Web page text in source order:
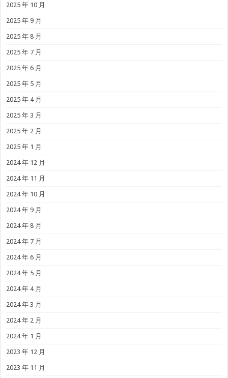
2025 年 10 月
2025 年 9 月
2025 年 8 月
2025 年 7 月
2025 年 6 月
2025 年 5 月
2025 年 4 月
2025 年 3 月
2025 年 2 月
2025 年 1 月
2024 年 12 月
2024 年 11 月
2024 年 10 月
2024 年 9 月
2024 年 8 月
2024 年 7 月
2024 年 6 月
2024 年 5 月
2024 年 4 月
2024 年 3 月
2024 年 2 月
2024 年 1 月
2023 年 12 月
2023 年 11 月